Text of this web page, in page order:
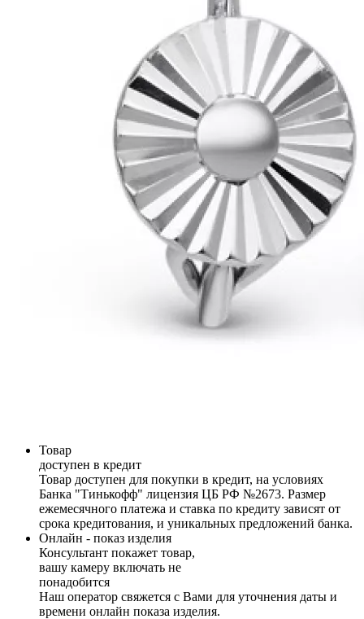
Товар
доступен в кредит
Товар доступен для покупки в кредит, на условиях
Банка "Тинькофф" лицензия ЦБ РФ №2673. Размер
ежемесячного платежа и ставка по кредиту зависят от
срока кредитования, и уникальных предложений банка.
Онлайн - показ изделия
Консультант покажет товар,
вашу камеру включать не
понадобится
Наш оператор свяжется с Вами для уточнения даты и
времени онлайн показа изделия.